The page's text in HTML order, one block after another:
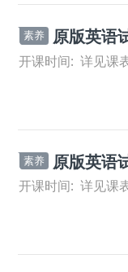
素养 原版英语
开课时间: 详见课
素养 原版英语
开课时间: 详见课